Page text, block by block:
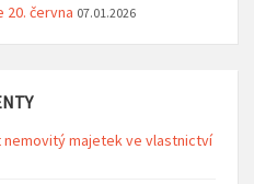
20. června 07.01.2026
nemovitý majetek ve vlastnictví